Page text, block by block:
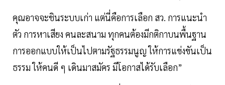
คุณอาจจะชินระบบเก่า แต่นี่คือการเลือก สว. การแนะนำ
ตัว การหาเสียง คนละสนาม ทุกคนต้องมีกติกาบนพื้นฐาน
การออกแบบให้เป็นไปตามรัฐธรรมนูญ ให้การแข่งขันเป็น
ธรรม ให้คนดี ๆ เดินมาสมัคร มีโอกาสได้รับเลือก”